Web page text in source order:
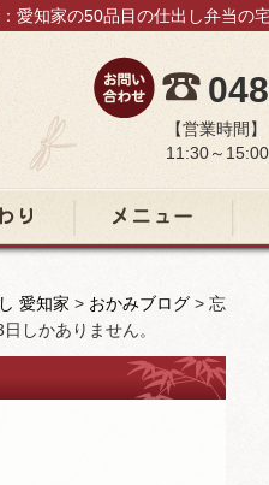
愛知家の50品目の仕出し弁当の
【営業時間】
11:30～
愛知家 > おかみブログ > 忘
しかありません。